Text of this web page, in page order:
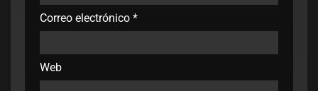
Correo electrónico *
Web